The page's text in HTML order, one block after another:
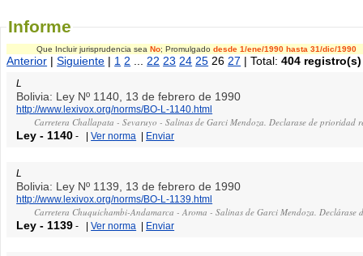
Informe
Que Incluir jurisprudencia sea No; Promulgado desde 1/ene/1990 hasta 31/dic/1990
Anterior |Siguiente | 1 2 22 23 24 25 26 27 | Total:404 registro(s)
L
Bolivia: Ley Nº 1140, 13 de febrero de 1990
http://www.lexivox.org/norms/BO-L-1140.html
Carretera Challapata - Sevaruyo - Salinas de Garci Mendoza. Declarase de prioridad
Ley - 1140 - |Ver norma | Enviar
L
Bolivia: Ley Nº 1139, 13 de febrero de 1990
http://www.lexivox.org/norms/BO-L-1139.html
Carretera Chuquichambi-Andamarca - Aroma - Salinas de Garci Mendoza.
Ley - 1139 - |Ver norma | Enviar